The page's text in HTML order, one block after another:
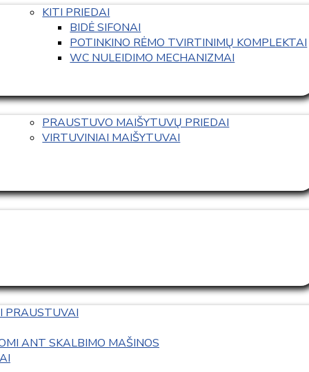
KITI PRIEDAI
BIDĖ SIFONAI
POTINKINO RĖMO TVIRTINIMŲ KOMPLEKTAI
WC NULEIDIMO MECHANIZMAI
PRAUSTUVO MAIŠYTUVŲ PRIEDAI
VIRTUVINIAI MAIŠYTUVAI
PRAUSTUVAI
ANT SKALBIMO MAŠINOS